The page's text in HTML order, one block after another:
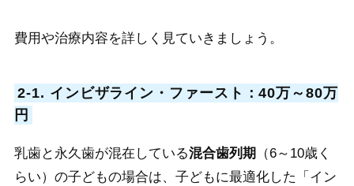
費用や治療内容を詳しく見ていきましょう。
2-1. インビザライン・ファースト：40万～80万
円
乳歯と永久歯が混在している混合歯列期 （6～ 10歳く
らい）の子どもの場合は、子どもに最適化した「イン